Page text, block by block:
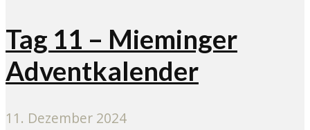
Tag 11 – Mieminger
Adventkalender
11. Dezember 2024